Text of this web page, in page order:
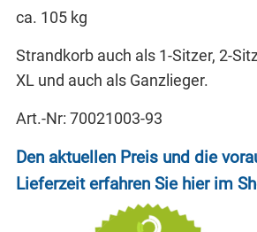
ca. 105 kg
Strandkorb auch als 1-Sitzer, 2-
XL und auch als Ganzlieger.
Art.-Nr: 70021003-93
Den aktuellen Preis und die
Lieferzeit erfahren Sie hier im